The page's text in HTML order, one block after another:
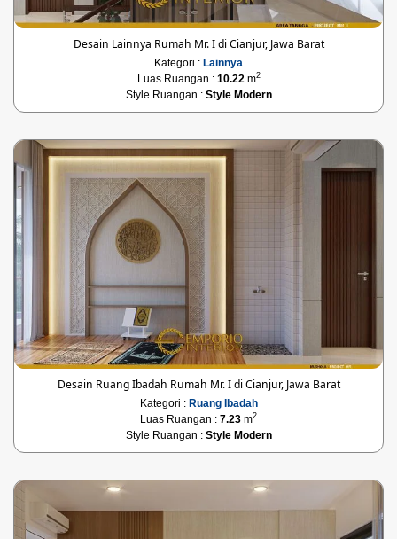
Desain Lainnya Rumah Mr. I di Cianjur, Jawa Barat
Kategori : Lainnya
Luas Ruangan : 10.22m2
Style Ruangan : Style Modern
Desain Ruang Ibadah Rumah Mr. I di Cianjur, Jawa Barat
Kategori : Ruang Ibadah
Luas Ruangan : 7.23 m2
Style Ruangan : Style Modern